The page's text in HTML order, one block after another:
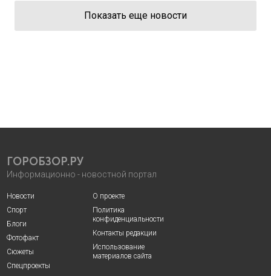
Показать еще новости
ГОРОБЗОР.РУ
Информационно - новостной портал
Новости
Спорт
Блоги
Фотофакт
Сюжеты
Спецпроекты
О проекте
Политика
конфиденциальности
Контакты редакции
Использование
материалов сайта